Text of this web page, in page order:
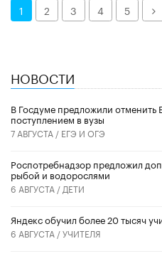
1 2 3 4 5
НОВОСТИ
В Госдуме предложили отменить
поступлением в вузы
7 АВГУСТА / ЕГЭ И ОГЭ
Роспотребнадзор предложил
рыбой и водорослями
6 АВГУСТА / ДЕТИ
​Яндекс обучил более 20 тысяч
6 АВГУСТА /УЧИТЕЛЯ